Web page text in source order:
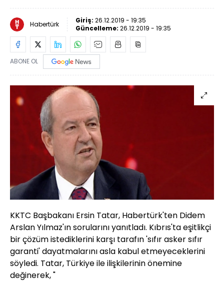
Habertürk Giriş: 26.12.2019 - 19:35
Güncelleme: 26.12.2019 - 19:35
ABONE OL
KKTC Başbakanı Ersin Tatar, Habertürk'ten Didem
Arslan Yılmaz'ın sorularını yanıtladı. Kıbrıs'ta eşitlikçi
bir çözüm istediklerini karşı tarafın 'sıfır asker sıfır
garanti' dayatmalarını asla kabul etmeyeceklerini
söyledi. Tatar, Türkiye ile ilişkilerinin önemine
değinerek, "